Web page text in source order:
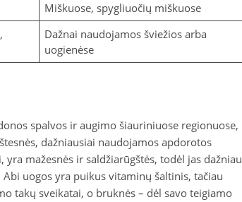
Miškuose, spygliuočių miškuose
Dažnai naudojamos šviežios arba
uogienėse
spalvos ir augimo šiauriniuose regionuose,
dažniausiai naudojamos apdorotos
mažesnės ir saldžiarūgštės, todėl jas dažniau
uogos yra puikus vitaminų šaltinis, tačiau
takų sveikatai, o bruknės – dėl savo teigiamo